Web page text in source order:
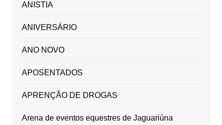
ANISTIA
ANIVERSÁRIO
ANO NOVO
APOSENTADOS
APRENÇÃO DE DROGAS
Arena de eventos equestres de Jaguariúna